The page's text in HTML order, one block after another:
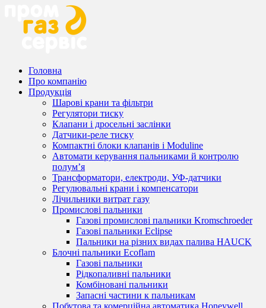
Головна
Про компанію
Продукція
Шарові крани та фільтри
Регулятори тиску
Клапани і дросельні заслінки
Датчики-реле тиску
Компактні блоки клапанів і Moduline
Автомати керування пальниками й контролю
полум’я
Трансформатори, електроди, УФ-датчики
Регулювальні крани і компенсатори
Лічильники витрат газу
Промислові пальники
Газові промислові пальники Kromschroeder
Газові пальники Eclipse
Пальники на різних видах палива HAUCK
Блочні пальники Ecoflam
Газові пальники
Рідкопаливні пальники
Комбіновані пальники
Запасні частини к пальникам
Побутова та комерційна автоматика Honeywell